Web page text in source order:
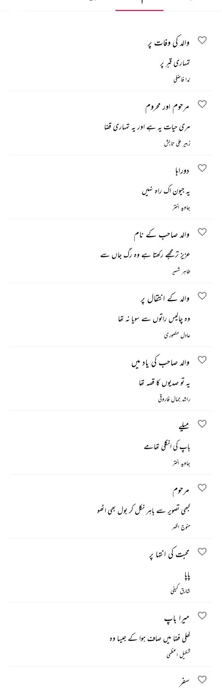
والد کی وفات پر
تمہاری قبر پر
ندا فاضلی
مرحوم اور محروم
مری حیات یہ ہے اور یہ تمہاری قضا
زبیر علی تابش
دوراہا
یہ جیون اک راہ نہیں
جاوید اختر
والد صاحب کے نام
عزیز تر مجھے رکھتا ہے وہ رگ جاں سے
طاہر شہیر
والد کے انتقال پر
وہ چالیس راتوں سے سویا نہ تھا
عادل منصوری
والد صاحب کی یاد میں
یہ تو صدیوں کا قصہ تھا
راشد جمال فاروقی
میلے
باپ کی انگلی تھامے
جاوید اختر
مرحوم
کبھی تصویر سے باہر نکل کر بول بھی اٹھو
منوج اظہر
محبت کی انتہا پر
پاپا
شارق کیفی
میرا باپ
کھلی فضا میں صاف ہوا کے جیسا وہ
شکیل اعظمی
سفر